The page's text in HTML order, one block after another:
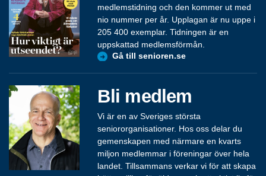
medlemstidning och den kommer ut med
nio nummer per år. Upplagan är nu uppe i
205 400 exemplar. Tidningen är en
uppskattad medlemsförmån.
Gå till senioren.se
Bli medlem
Vi är en av Sveriges största
seniororganisationer. Hos oss delar du
gemenskapen med närmare en kvarts
miljon medlemmar i föreningar över hela
landet. Tillsammans verkar vi för att skapa